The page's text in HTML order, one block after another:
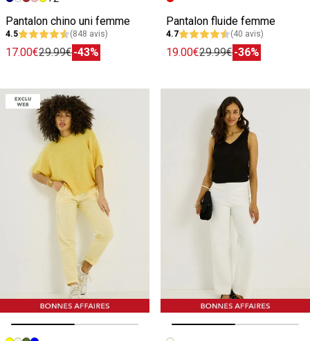
Pantalon chino uni femme
4.5 (848 avis)
17.00€29.99€-43%
Pantalon fluide femme
4.7 (40 avis)
19.00€29.99€-36%